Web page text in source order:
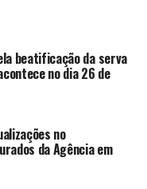
beatificação da serva
no dia 26 de
no
da Agência em